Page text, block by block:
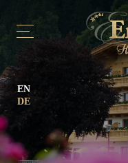
EN
DE